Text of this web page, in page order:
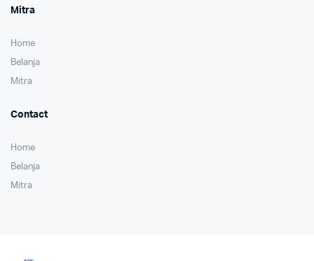
Mitra
Home
Belanja
Mitra
Contact
Home
Belanja
Mitra